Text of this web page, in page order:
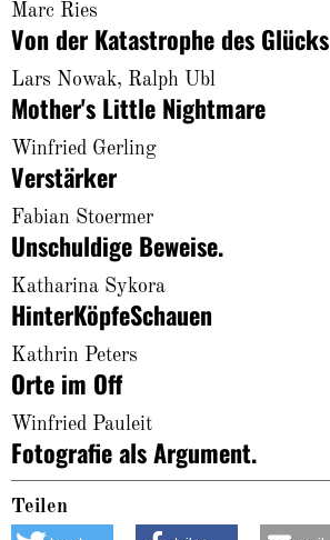
Marc Ries
Von der Katastrophe des Glücks
Lars Nowak, Ralph Ubl
Mother's Little Nightmare
Winfried Gerling
Verstärker
Fabian Stoermer
Unschuldige Beweise.
Katharina Sykora
HinterKöpfeSchauen
Kathrin Peters
Orte im Off
Winfried Pauleit
Fotografie als Argument.
Teilen